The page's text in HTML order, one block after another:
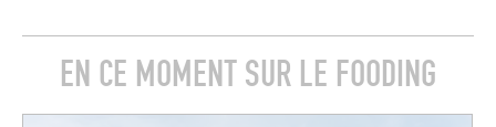
EN CE MOMENT SUR LE FOODING